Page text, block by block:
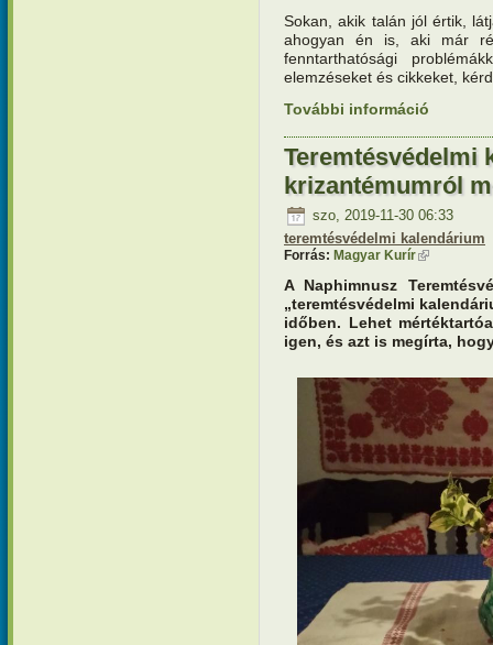
Sokan, akik talán jól értik,
ahogyan én is, aki már
fenntarthatósági
elemzéseket és cikkeket,
További információ
Teremtésvédelmi
krizantémumról
szo, 2019-11-30 06:33
teremtésvédelmi kalendárium
Forrás: Magyar Kurír(külső
A Naphimnusz
„teremtésvédelmi
időben. Lehet
igen, és azt is megírta,